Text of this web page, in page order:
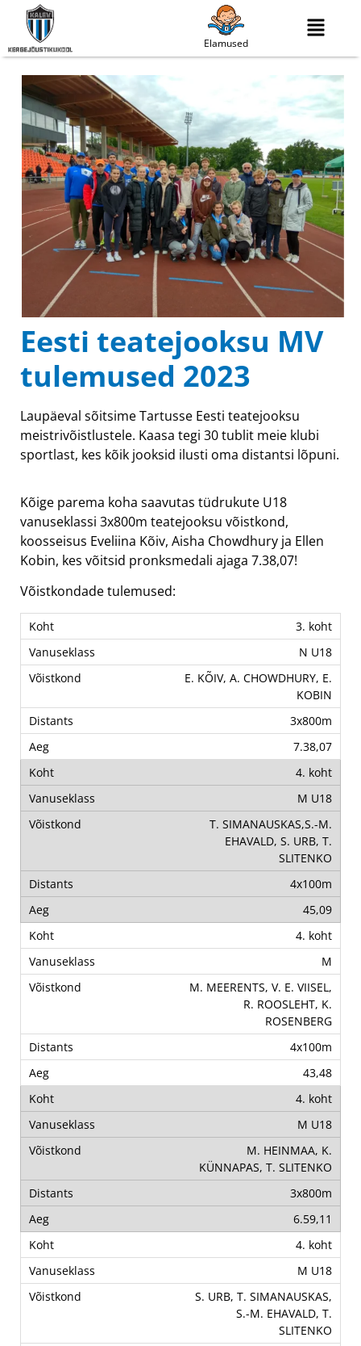
Elamused
Eesti teatejooksu MV
tulemused 2023
Laupäeval sõitsime Tartusse Eesti teatejooksu
meistrivõistlustele. Kaasa tegi 30 tublit meie klubi
sportlast, kes kõik jooksid ilusti oma distantsi lõpuni.
Kõige parema koha saavutas tüdrukute U18
vanuseklassi 3x800m teatejooksu võistkond,
koosseisus Eveliina Kõiv, Aisha Chowdhury ja Ellen
Kobin, kes võitsid pronksmedali ajaga 7.38,07!
Võistkondade tulemused:
3. koht
N U18
E. KÕIV, A. CHOWDHURY, E.
KOBIN
3x800m
7.38,07
4. koht
M U18
T. SIMANAUSKAS,S.-M.
EHAVALD, S. URB, T.
SLITENKO
4x100m
45,09
4. koht
M
M. MEERENTS, V. E. VIISEL,
R. ROOSLEHT, K.
ROSENBERG
4x100m
43,48
4. koht
M U18
M. HEINMAA, K.
KÜNNAPAS, T. SLITENKO
3x800m
6.59,11
4. koht
M U18
S. URB, T. SIMANAUSKAS,
S.-M. EHAVALD, T.
SLITENKO